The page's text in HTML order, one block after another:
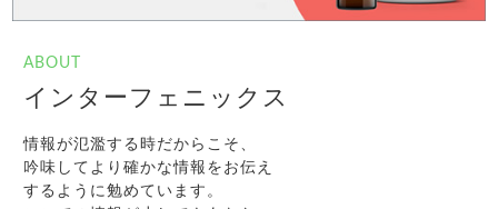
ABOUT
インターフェニックス
情報が氾濫する時だからこそ、
吟味してより確かな情報をお伝え
するように勉めています。